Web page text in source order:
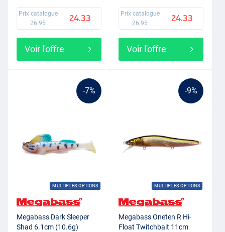
Prix catalogue
26.95
24.33
Voir l'offre
Prix catalogue
26.95
24.33
Voir l'offre
-7%
MULTIPLES OPTIONS
Megabass Dark Sleeper
Shad 6.1cm (10.6g)
-9%
MULTIPLES OPTIONS
Megabass Oneten R Hi-
Float Twitchbait 11cm